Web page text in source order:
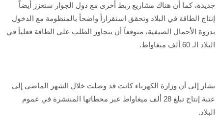
جديدة، كما أن هناك مشاريع ربط أخرى مع دول الجوار ستعزز أيضاً
إنتاج الطاقة في البلاد وتحقق استقراراً واضحاً بالمنظومة مع الدخول
بذروة الأحمال الصيفية، متوقعاً أن يتجاوز الطلب على الطاقة فعلياً في
البلاد الـ 60 ألف ميغاواط.
يشار إلى أن وزارة الكهرباء كانت قد وصلت خلال الشهر الماضي إلى
عتبة إنتاج تبلغ 28 ألف ميغاواط عبر محطاتها المنتشرة في عموم
البلاد.